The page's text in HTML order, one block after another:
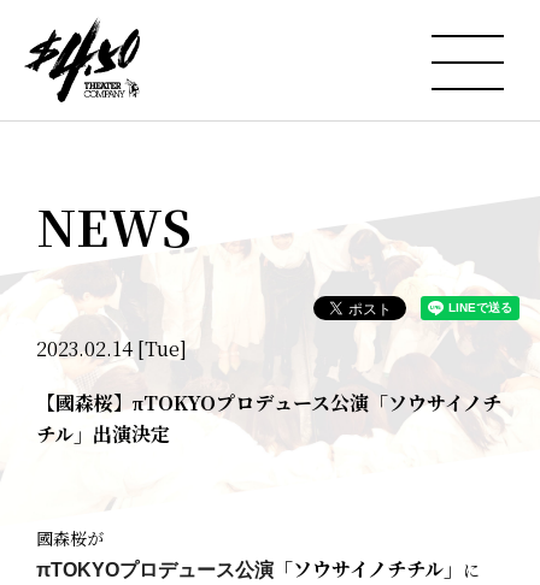
NEWS
2023.02.14 [Tue]
【國森桜】πTOKYOプロデュース公演「ソウサイノチ
チル」出演決定
國森桜が
πTOKYOプロデュース公演 「ソウサイノチチル」 に